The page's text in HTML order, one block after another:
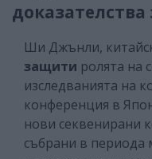
доказателства
Ши Джънли,
защити ролята на
изследванията на
конференция в
нови секвенирани
събрани в периода